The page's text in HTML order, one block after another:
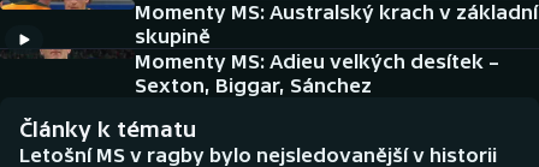
Americký fotbal
Baseball a softbal
Basketbal
NEPŘEHLÉDNĚTE
Historické návraty
Momenty MS: Australský krach v základní
skupině
Momenty MS: Adieu velkých desítek –
Sexton, Biggar, Sánchez
Články k tématu
Letošní MS v ragby bylo nejsledovanější v historii